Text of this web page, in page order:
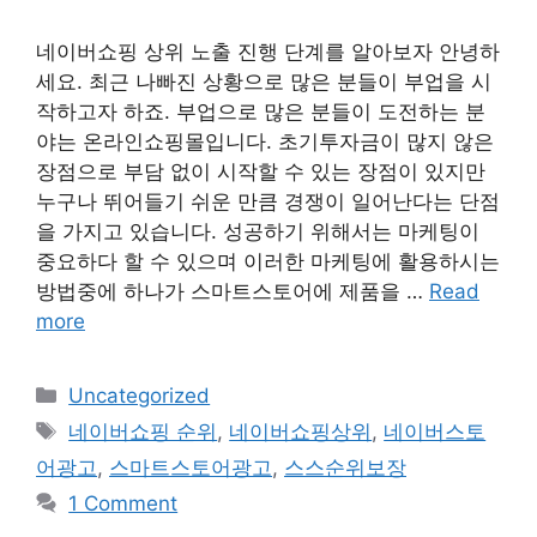
네이버쇼핑 상위 노출 진행 단계를 알아보자 안녕하
세요. 최근 나빠진 상황으로 많은 분들이 부업을 시
작하고자 하죠. 부업으로 많은 분들이 도전하는 분
야는 온라인쇼핑몰입니다. 초기투자금이 많지 않은
장점으로 부담 없이 시작할 수 있는 장점이 있지만
누구나 뛰어들기 쉬운 만큼 경쟁이 일어난다는 단점
을 가지고 있습니다. 성공하기 위해서는 마케팅이
중요하다 할 수 있으며 이러한 마케팅에 활용하시는
방법중에 하나가 스마트스토어에 제품을 … Read
more
Categories
Uncategorized
Tags
네이버쇼핑 순위 , 네이버쇼핑상위 , 네이버스토
어광고 , 스마트스토어광고 , 스스순위보장
1 Comment